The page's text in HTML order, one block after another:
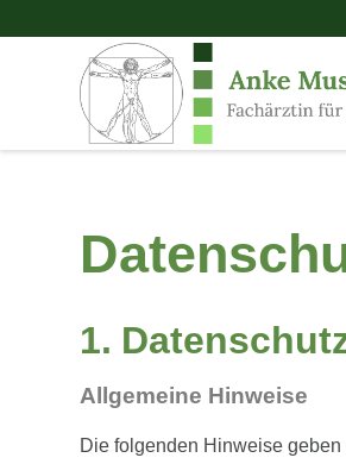
1.
Allgemeine Hinweise
Die folgenden Hinweise